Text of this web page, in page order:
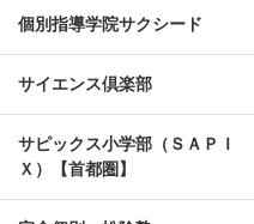
個別指導学院サクシード
サイエンス倶楽部
サピックス小学部（ＳＡＰＩ
Ｘ）【首都圏】